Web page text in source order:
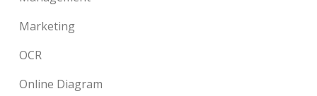
Marketing
OCR
Online Diagram